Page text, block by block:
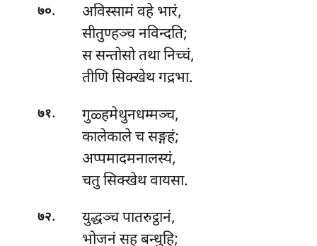
७०. अविस्सामंवहे भारं,
सीतुण्हञ्च नविन्दति;
स सन्तोसो तथा निच्चं,
तीणि सिक्खेथ गद्रभा.
७१.
गुळ्हमेथुनधम्मञ्च,
कालेकाले च सङ्गहं;
अप्पमादमनालस्यं,
चतु सिक्खेथ वायसा.
७२. युद्धञ्चपातरुट्ठानं,
भोजनं सह बन्धुहि;